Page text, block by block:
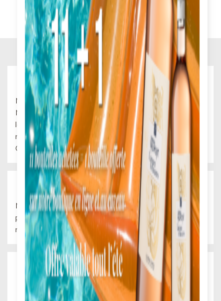
AOP Corbières
Nos vins de Corbières proviennent des Corbières
Maritimes, la proximité de la mer Méditerranée tempère
les fortes chaleurs de l'été grâce à la fraîcheur des vents
marins. Nos vignes sont situées au pied du massif des
Corbières.
IGP Pays d'Oc
Notre nouvelle gamme de vins IGP Pays d'Oc pour laisser
place à l'expression du cépage dans la plus belle des
manières : le goût.
Vins de France